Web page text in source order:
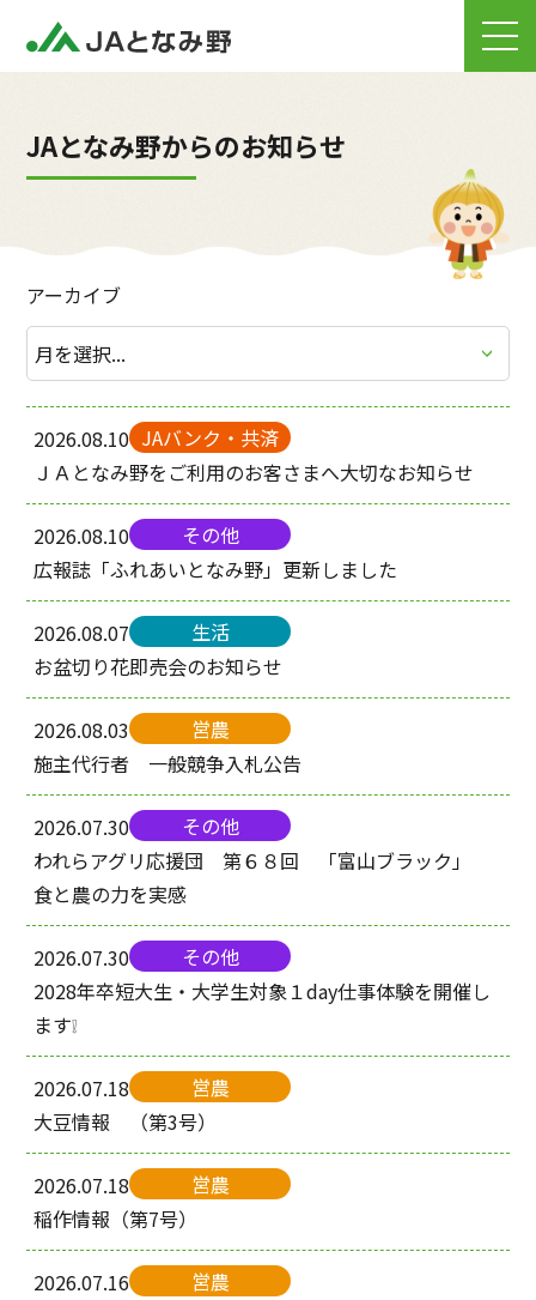
JAとなみ野からのお知らせ
アーカイブ
2026.08.10 JAバンク・共済
ＪＡとなみ野をご利用のお客さまへ大切なお知らせ
2026.08.10
その他
広報誌「ふれあいとなみ野」更新しました
2026.08.07
生活
お盆切り花即売会のお知らせ
2026.08.03
営農
施主代行者 一般競争入札公告
2026.07.30
その他
われらアグリ応援団 第６８回 「富山ブラック」
食と農の力を実感
2026.07.30
その他
2028年卒短大生・大学生対象１day仕事体験を開催し
ます❕
2026.07.18
営農
大豆情報 （第3号）
2026.07.18
営農
稲作情報（第7号）
2026.07.16
営農